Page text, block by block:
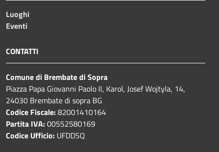
Luoghi
Eventi
CONTATTI
Comune di Brembate di Sopra
Piazza Papa Giovanni Paolo II, Karol, Josef Wojtyla, 14,
24030 Brembate di sopra BG
Codice Fiscale:82001410164
Partita IVA:00552580169
Codice Ufficio: UFDDSQ